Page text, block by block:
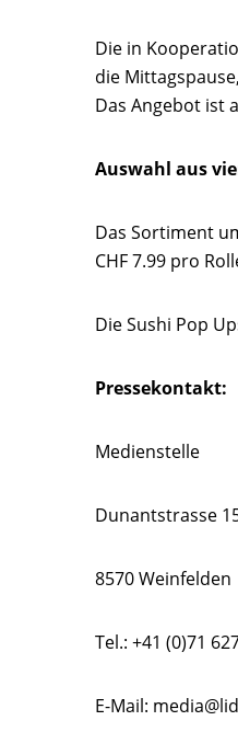
Die in
die
Das Angebot ist
Auswahl aus
Das Sortiment
CHF 7.99 pro
Die Sushi Pop
Pressekontakt:
Medienstelle
Dunantstrasse
8570 Weinfelden
Tel.: +41 (0)71
E-Mail: